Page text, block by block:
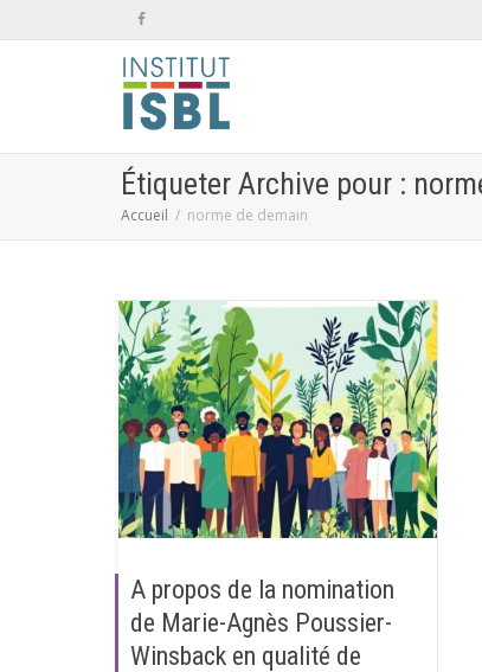
Étiqueter Archive pour :
Accueil norme de demain
A propos de la nomination
de Marie-Agnès Poussier-
Winsback en qualité de